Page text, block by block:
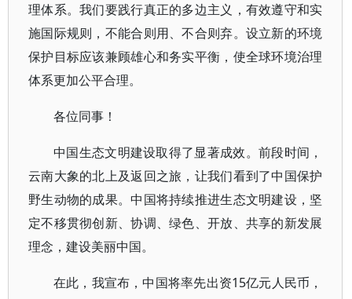
理体系。我们要践行真正的多边主义，有效遵守和实
施国际规则，不能合则用、不合则弃。设立新的环境
保护目标应该兼顾雄心和务实平衡，使全球环境治理
体系更加公平合理。
各位同事！
中国生态文明建设取得了显著成效。前段时间，
云南大象的北上及返回之旅，让我们看到了中国保护
野生动物的成果。中国将持续推进生态文明建设，坚
定不移贯彻创新、协调、绿色、开放、共享的新发展
理念，建设美丽中国。
在此，我宣布，中国将率先出资15亿元人民币，